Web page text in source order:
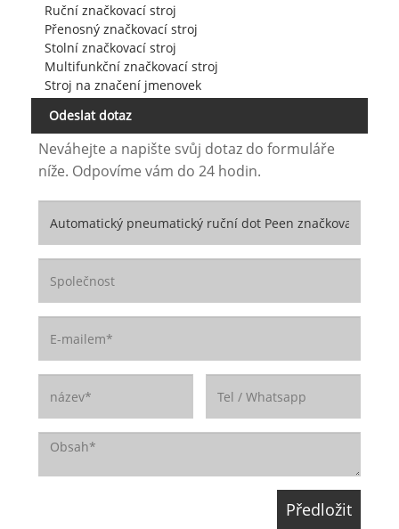
Ruční značkovací stroj
Přenosný značkovací stroj
Stolní značkovací stroj
Multifunkční značkovací stroj
Stroj na značení jmenovek
Odeslat dotaz
Neváhejte a napište svůj dotaz do formuláře
níže. Odpovíme vám do 24 hodin.